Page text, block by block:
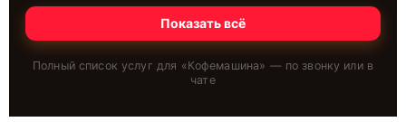
Показать всё
Полный список услуг для «Кофемашина» — по звонку или в
чате